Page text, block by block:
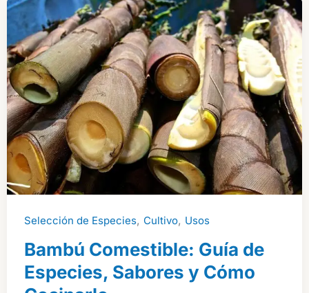
Selección de Especies, Cultivo, Usos
Bambú Comestible: Guía de
Especies, Sabores y Cómo